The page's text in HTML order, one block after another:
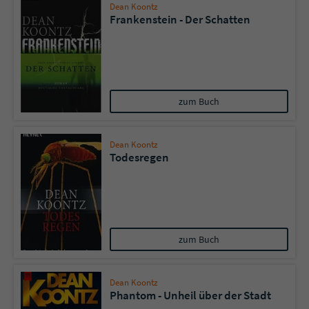
Dean Koontz
Frankenstein - Der Schatten
zum Buch
Dean Koontz
Todesregen
zum Buch
Dean Koontz
Phantom - Unheil über der Stadt